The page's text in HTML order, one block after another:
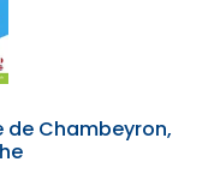
de Chambeyron,